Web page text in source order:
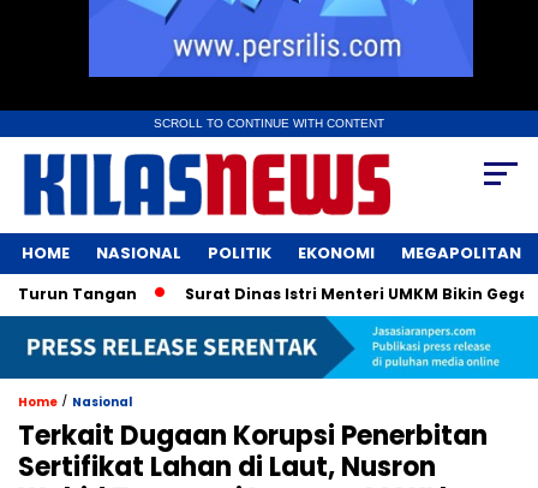
SCROLL TO CONTINUE WITH CONTENT
HOME NASIONAL POLITIK EKONOMI MEGAPOLITAN
Tangan Surat Dinas Istri Menteri UMKM Bikin Geger!
Home / Nasional
Terkait Dugaan Korupsi Penerbitan
Sertifikat Lahan di Laut, Nusron